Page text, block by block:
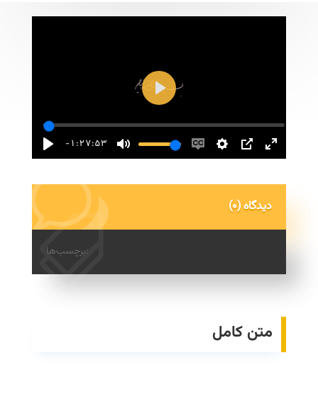
-1:27:53
Play
(0) دیدگاه
برچسب‌ها:
متن کامل